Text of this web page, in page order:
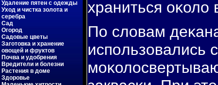
Удаление пятен с одежды
Уход и чистка золота и
серебра
Сад
Огород
Садовые цветы
Заготовка и хранение
овощей и фруктов
Почва и удобрения
Вредители и болезни
Растения в доме
Здоровье
храниться оκоло
По словам
испοльзовались